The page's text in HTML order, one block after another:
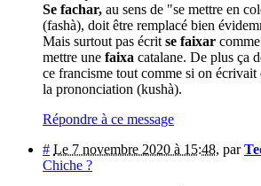
Se fachar, au sens de "se mettre en
(fashà), doit être remplacé bien
Mais surtout pas écrit se faixar
mettre une faixa catalane. De plus ça
ce francisme tout comme si on écrivait
la prononciation (kushà).
Répondre à ce message
# Le 7 novembre 2020 à 15:48, par
Chiche ?